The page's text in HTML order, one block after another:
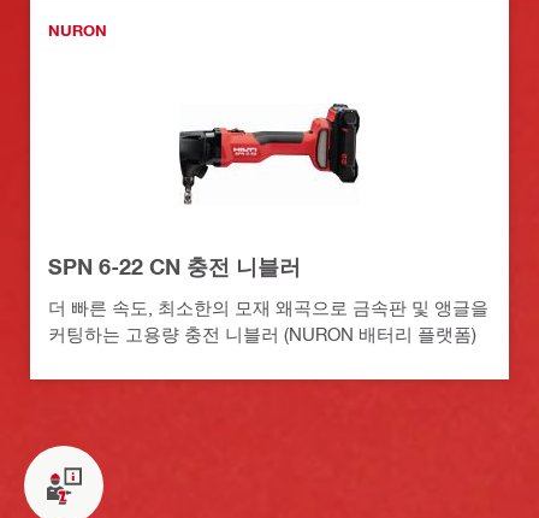
NURON
SPN 6-22 CN 충전 니블러
더 빠른 속도, 최소한의 모재 왜곡으로 금속판 및 앵글을
커팅하는 고용량 충전 니블러 (NURON 배터리 플랫폼)